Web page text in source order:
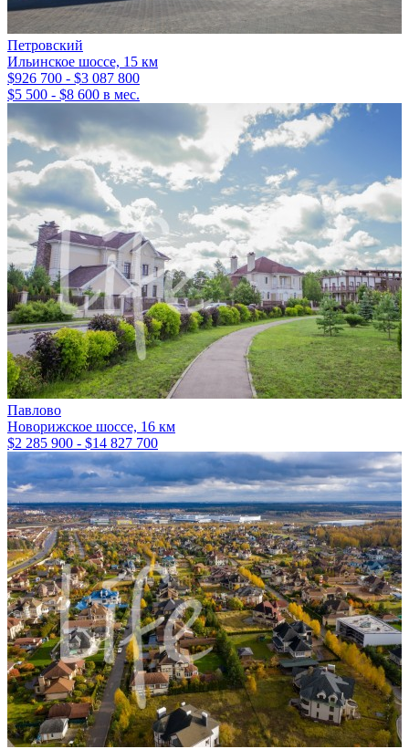
Петровский
Ильинское шоссе, 15 км
$926 700 - $3 087 800
$5 500 - $8 600 в мес.
Павлово
Новорижское шоссе, 16 км
$2 285 900 - $14 827 700